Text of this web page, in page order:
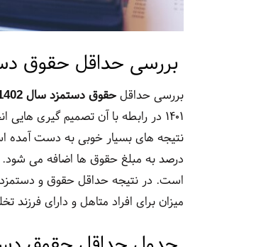
بررسی حداقل حقوق
بررسی حداقل حقوق دستمزد سال 1402
۱۴۰۱ در رابطه با آن تصمیم گیری
میزان برای افراد متاهل و دارای